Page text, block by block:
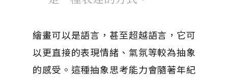
繪畫可以是語言，甚至超越語言，它可
以更直接的表現情緒、氣氛等較為抽象
的感受。這種抽象思考能力會隨著年紀